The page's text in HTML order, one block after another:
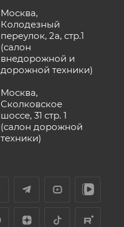
Москва,
Колодезный
переулок, 2а, стр.1
(салон
внедорожной и
дорожной техники)
Москва,
Сколковское
шоссе, 31 стр. 1
(салон дорожной
техники)